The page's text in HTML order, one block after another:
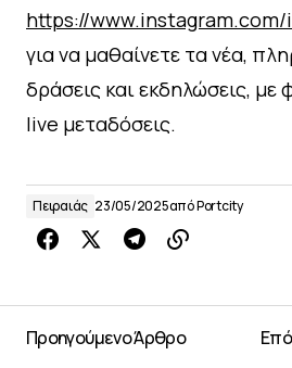
https://
για να μαθαίνετε τα νέα,
δράσεις και εκδηλώσεις, με
live μεταδόσεις.
Πειραιάς 23/05/2025απόPortcity
Προηγούμενο Άρθρο